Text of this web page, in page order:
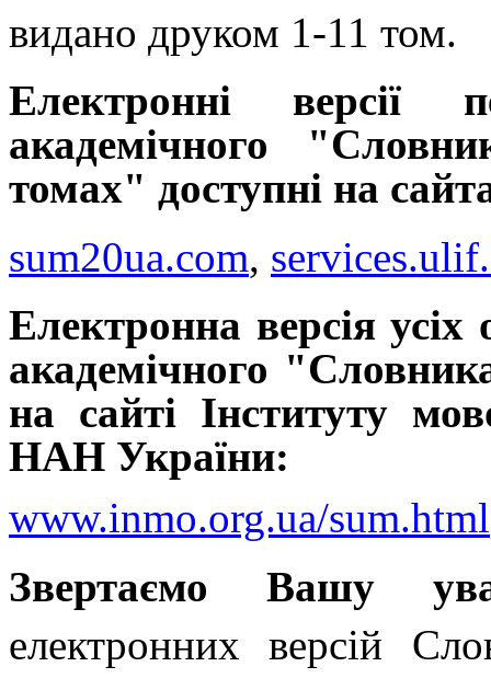
видано друком 1-11 том.
Електронні версії
академічного
томах" доступні на
sum20ua.com,
Електронна версія
академічного
на сайті Інституту
НАН України:
www.inmo.org.ua/sum.html
Звертаємо Вашу
електронних версій